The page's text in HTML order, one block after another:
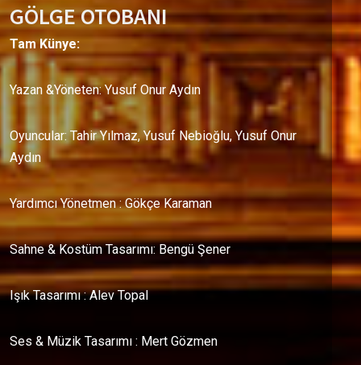
GÖLGE OTOBANI
Tam Künye:
Yazan &Yöneten: Yusuf Onur Aydın
Oyuncular: Tahir Yılmaz, Yusuf Nebioğlu, Yusuf Onur
Aydın
Yardımcı Yönetmen : Gökçe Karaman
Sahne & Kostüm Tasarımı: Bengü Şener
Işık Tasarımı : Alev Topal
Ses & Müzik Tasarımı : Mert Gözmen